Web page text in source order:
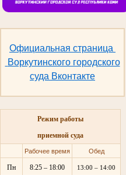
Официальная страница
Воркутинского городского
суда Вконтакте
Режим работы
приемной суда
Рабочее время Обед
Пн 8:25 – 18:00 13:00 – 14:00